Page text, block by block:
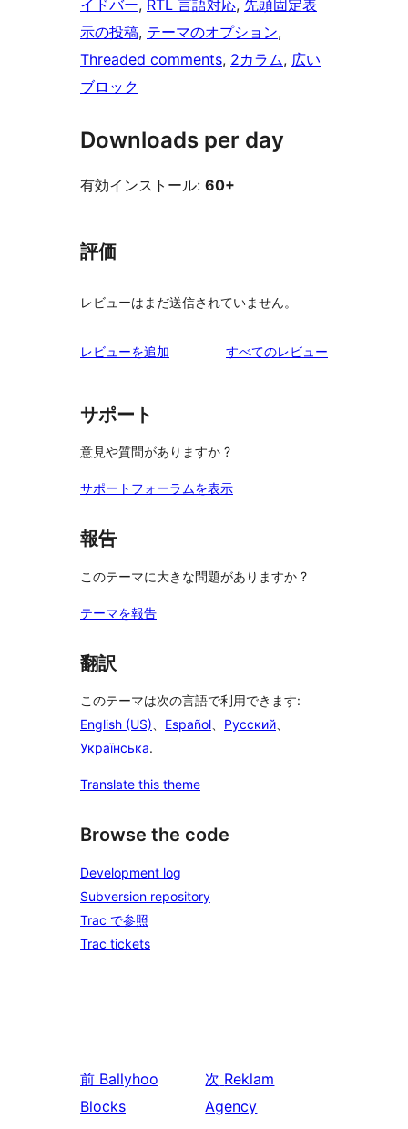
イドバー, RTL 言語対応, 先頭固定表
示の投稿, テーマのオプション
Threaded comments, 2カラム, 広い
ブロック
Downloads per day
有効インストール: 60+
評価
レビューはまだ送信されていません。
レビューを追加 すべてのレビュー
サポート
意見や質問がありますか ?
サポートフォーラムを表示
報告
このテーマに大きな問題がありますか ?
テーマを報告
翻訳
このテーマは次の言語で利用できます:
English (US)、 Español、 Русский、
Українська.
Translate this theme
Browse the code
Development log
Subversion repository
Trac で参照
Trac tickets
前 Ballyhoo
Blocks
次 Reklam
Agency